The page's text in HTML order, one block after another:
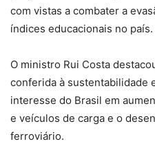
com vistas a combater a
índices educacionais no país.
O ministro Rui Costa
conferida à sustentabilidade
interesse do Brasil em
e veículos de carga e o
ferroviário.